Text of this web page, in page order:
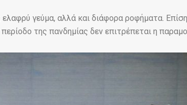
γεύμα, αλλά και διάφορα ροφήματα.
της πανδημίας δεν επιτρέπεται η